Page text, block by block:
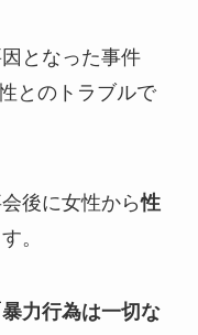
となった事件
とのトラブルで
後に女性から性
。
暴力行為は一切な